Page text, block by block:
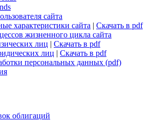
платежей
сайта
характеристики сайта|Скачать в pdf
жизненного цикла сайта
лиц
лиц